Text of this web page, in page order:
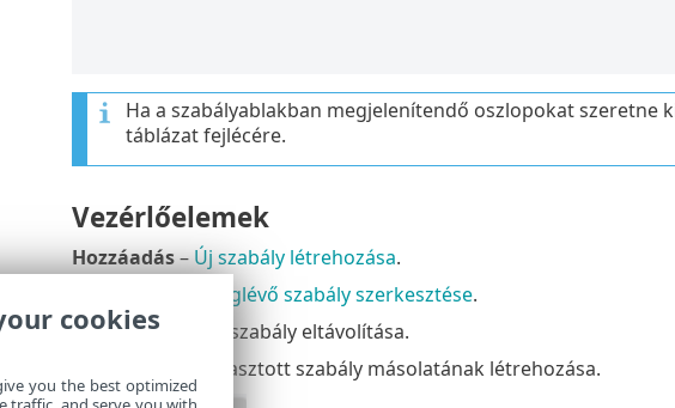
Ha a szabályablakban megjelenítendő oszlopokat
táblázat fejlécére.
Vezérlőelemek
Hozzáadás–Új szabály létrehozása.
Meglévő szabály szerkesztése.
Törlés– Meglévő szabály eltávolítása.
– A kiválasztott szabály másolatának létrehozása.
cookies
you the best optimized